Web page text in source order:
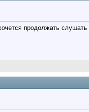
продолжать слушать